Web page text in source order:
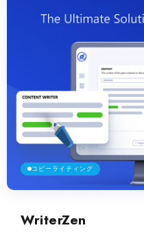
コピーライティング
WriterZen